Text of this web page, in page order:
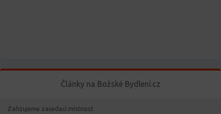
Články na Božské Bydlení.cz
Zařizujeme zasedací místnost